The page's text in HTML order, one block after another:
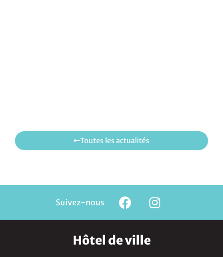
Toutes les actualités
Suivez-nous
Hôtel de ville